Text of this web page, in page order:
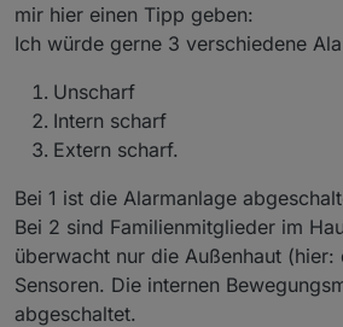
mir hier einen Tipp geben:
Ich würde gerne 3 verschiedene
Unscharf
Intern scharf
Extern scharf.
Bei 1 ist die Alarmanlage
Bei 2 sind Familienmitglieder im
überwacht nur die Außenhaut (hier:
Sensoren. Die internen
abgeschaltet.